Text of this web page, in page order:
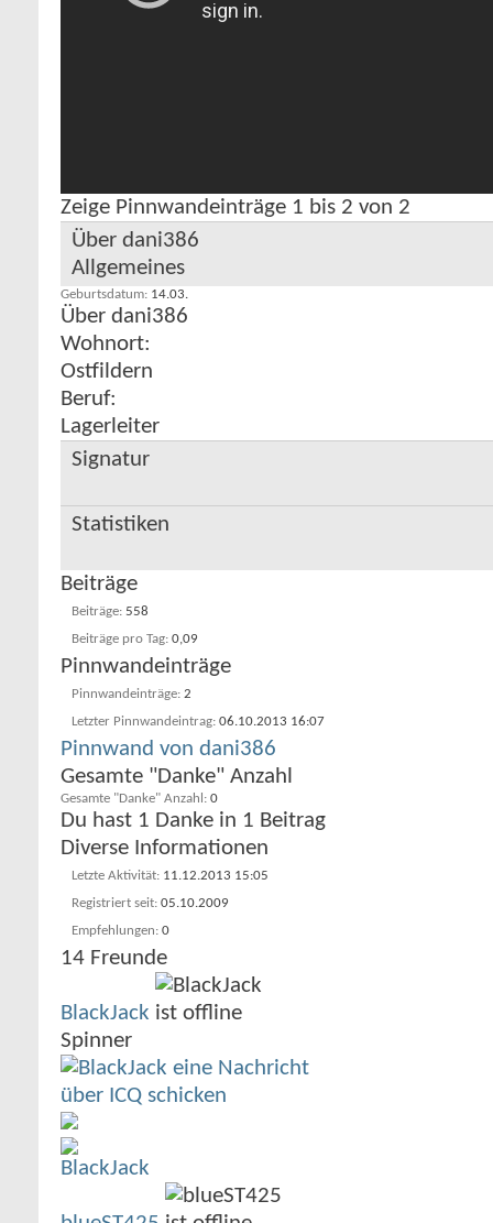
Zeige Pinnwandeinträge 1 bis 2 von 2
Über dani386
Allgemeines
Geburtsdatum 14.03.
Über dani386
Wohnort:
Ostfildern
Beruf:
Lagerleiter
Signatur
Statistiken
Beiträge
Beiträge 558
Beiträge pro Tag 0,09
Pinnwandeinträge
Pinnwandeinträge 2
Letzter Pinnwandeintrag 06.10.2013 16:07
Pinnwand von dani386
Gesamte "Danke" Anzahl
Gesamte "Danke" Anzahl 0
Du hast 1 Danke in 1 Beitrag
Diverse Informationen
Letzte Aktivität 11.12.2013 15:05
Registriert seit 05.10.2009
Empfehlungen 0
14 Freunde
BlackJack
Spinner